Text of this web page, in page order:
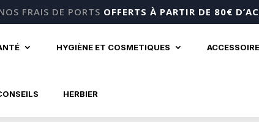
FRAIS DE PORTS OFFERTS À PARTIR DE 80€
HYGIÈNE ET COSMETIQUES
HERBIER